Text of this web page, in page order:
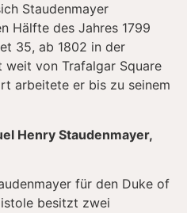
Staudenmayer
Hälfte des Jahres 1799
35, ab 1802 in der
von Trafalgar Square
arbeitete er bis zu seinem
Henry Staudenmayer,
für den Duke of
besitzt zwei